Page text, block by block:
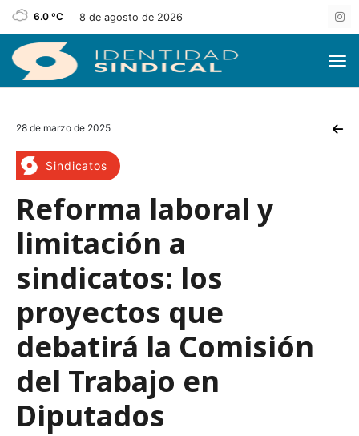
6.0 ºC 8 de agosto de 2026
28 de marzo de 2025
Sindicatos
Reforma laboral y
limitación a
sindicatos: los
proyectos que
debatirá la Comisión
del Trabajo en
Diputados